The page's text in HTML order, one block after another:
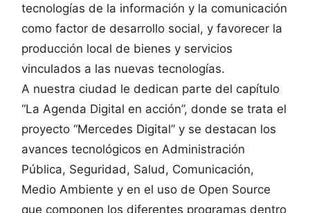
tecnologías de la información y la comunicación
como factor de desarrollo social, y favorecer la
producción local de bienes y servicios
vinculados a las nuevas tecnologías.
A nuestra ciudad le dedican parte del capítulo
“La Agenda Digital en acción”, donde se trata el
proyecto “Mercedes Digital” y se destacan los
avances tecnológicos en Administración
Pública, Seguridad, Salud, Comunicación,
Medio Ambiente y en el uso de Open Source
que componen los diferentes programas dentro